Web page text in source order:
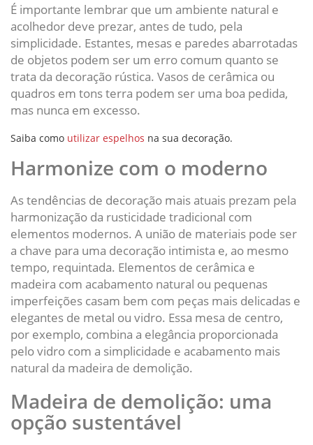
É importante lembrar que um ambiente natural e
acolhedor deve prezar, antes de tudo, pela
simplicidade. Estantes, mesas e paredes abarrotadas
de objetos podem ser um erro comum quanto se
trata da decoração rústica. Vasos de cerâmica ou
quadros em tons terra podem ser uma boa pedida,
mas nunca em excesso.
Saiba como utilizar espelhos na sua decoração.
Harmonize com o moderno
As tendências de decoração mais atuais prezam pela
harmonização da rusticidade tradicional com
elementos modernos. A união de materiais pode ser
a chave para uma decoração intimista e, ao mesmo
tempo, requintada. Elementos de cerâmica e
madeira com acabamento natural ou pequenas
imperfeições casam bem com peças mais delicadas e
elegantes de metal ou vidro. Essa mesa de centro,
por exemplo, combina a elegância proporcionada
pelo vidro com a simplicidade e acabamento mais
natural da madeira de demolição.
Madeira de demolição: uma
opção sustentável